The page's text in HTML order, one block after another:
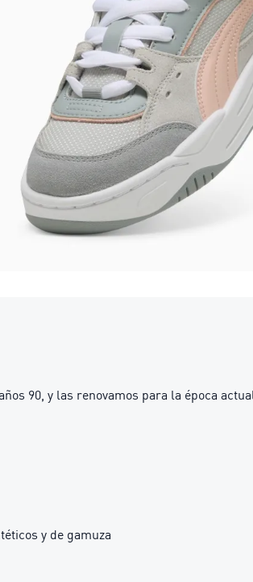
90, y las renovamos para la época
y de gamuza